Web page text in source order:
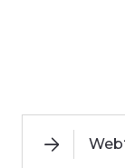
Web